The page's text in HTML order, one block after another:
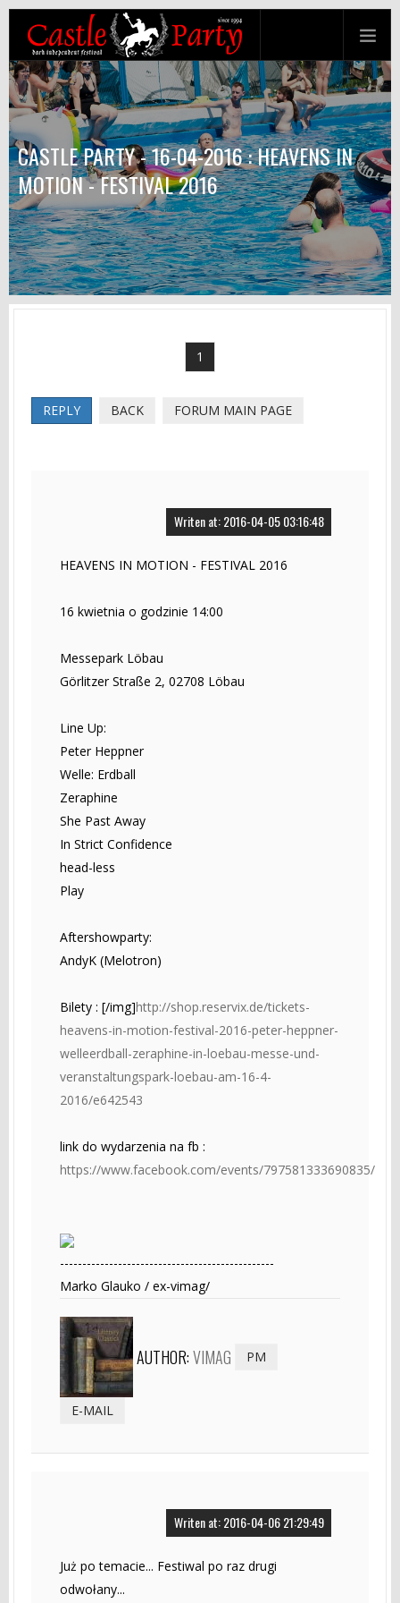
CASTLE PARTY - 16-04-2016 : HEAVENS IN
MOTION - FESTIVAL 2016
1
REPLY BACK FORUM MAIN PAGE
Writen at: 2016-04-05 03:16:48
HEAVENS IN MOTION - FESTIVAL 2016
16 kwietnia o godzinie 14:00
Messepark Löbau
Görlitzer Straße 2, 02708 Löbau
Line Up:
Peter Heppner
Welle: Erdball
Zeraphine
She Past Away
In Strict Confidence
head-less
Play
Aftershowparty:
AndyK (Melotron)
Bilety : [/img]http://shop.reservix.de/tickets-
heavens-in-motion-festival-2016-peter-heppner-
welleerdball-zeraphine-in-loebau-messe-und-
veranstaltungspark-loebau-am-16-4-
2016/e642543
link do wydarzenia na fb :
https://www.facebook.com/events/797581333690835/
------------------------------------------------
Marko Glauko / ex-vimag/
AUTHOR:VIMAG PM
E-MAIL
Writen at: 2016-04-06 21:29:49
Już po temacie... Festiwal po raz drugi
odwołany...